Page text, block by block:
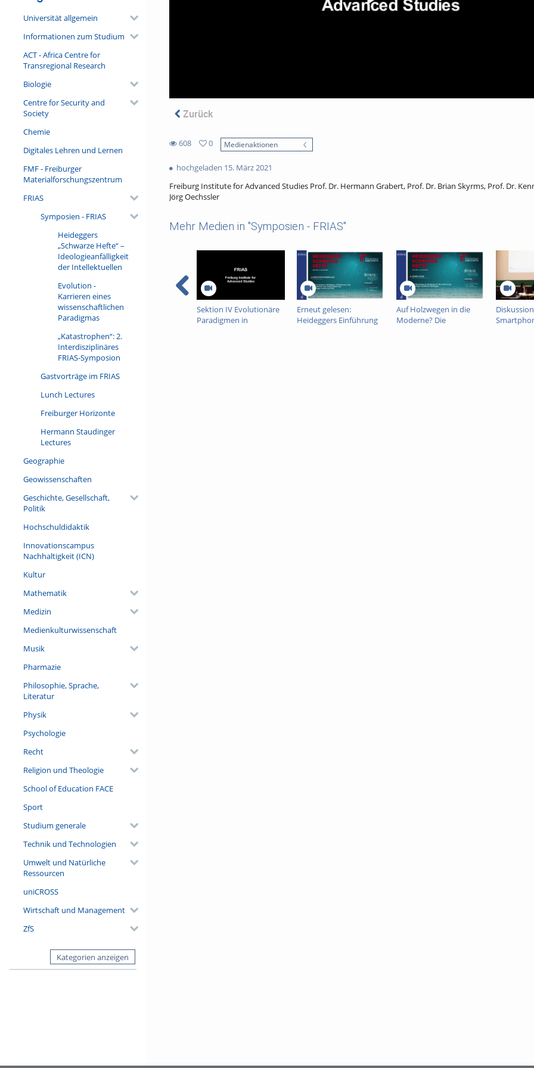
Universität allgemein
Informationen zum Studium
ACT - Africa Centre for
Transregional Research
Biologie
Centre for Security and
Society
Chemie
Digitales Lehren und Lernen
FMF - Freiburger
Materialforschungszentrum
FRIAS
Symposien - FRIAS
Heideggers
„Schwarze Hefte“ –
Ideologieanfälligkeit
der Intellektuellen
Evolution -
Karrieren eines
wissenschaftlichen
Paradigmas
„Katastrophen“: 2.
Interdisziplinäres
FRIAS-Symposion
Gastvorträge im FRIAS
Lunch Lectures
Freiburger Horizonte
Hermann Staudinger
Lectures
Geographie
Geowissenschaften
Geschichte, Gesellschaft,
Politik
Hochschuldidaktik
Innovationscampus
Nachhaltigkeit (ICN)
Kultur
Mathematik
Medizin
Medienkulturwissenschaft
Musik
Pharmazie
Philosophie, Sprache,
Literatur
Physik
Psychologie
Recht
Religion und Theologie
School of Education FACE
Sport
Studium generale
Technik und Technologien
Umwelt und Natürliche
Ressourcen
uniCROSS
Wirtschaft und Management
ZfS
Kategorien anzeigen
Zurück
608
views
0
favorites
Medienaktionen
hochgeladen 15. März 2021
Freiburg Institute for Advanced Studies Prof. Dr. Hermann Grabert, Prof. Dr. Brian Skyrms, Prof. Dr.
Jörg Oechssler
Mehr Medien in "Symposien - FRIAS"
Sektion IV Evolutionäre
Paradigmen in
Erneut gelesen:
Heideggers Einführung
Auf Holzwegen in die
Moderne? Die